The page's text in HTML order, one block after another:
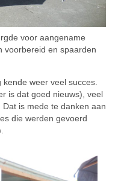
voor aangename
voorbereid en spaarden
weer veel succes.
is dat goed nieuws), veel
is mede te danken aan
die werden gevoerd